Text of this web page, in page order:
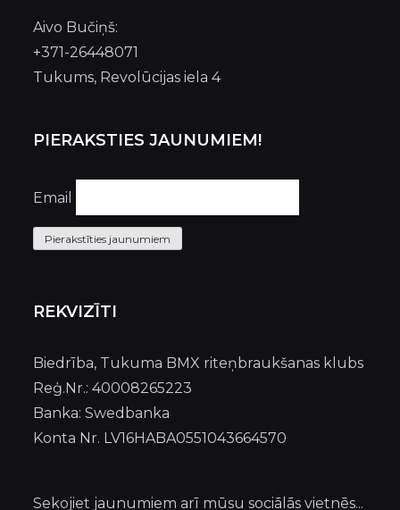
Aivo Bučiņš:
+371-26448071
Tukums, Revolūcijas iela 4
PIERAKSTIES JAUNUMIEM!
Email
Pierakstīties jaunumiem
REKVIZĪTI
Biedrība, Tukuma BMX riteņbraukšanas klubs
Reģ.Nr.: 40008265223
Banka: Swedbanka
Konta Nr. LV16HABA0551043664570
Sekojiet jaunumiem arī mūsu sociālās vietnēs...